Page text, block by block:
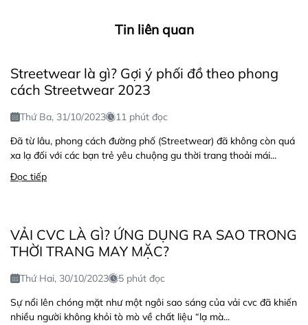
Tin liên quan
Streetwear là gì? Gợi ý phối đồ theo phong
cách Streetwear 2023
Thứ Ba, 31/10/2023
11 phút đọc
Đã từ lâu, phong cách đường phố (Streetwear) đã không còn quá
xa lạ đối với các bạn trẻ yêu chuộng gu thời trang thoải mái...
Đọc tiếp
VẢI CVC LÀ GÌ? ỨNG DỤNG RA SAO TRONG
THỜI TRANG MAY MẶC?
Thứ Hai, 30/10/2023
5 phút đọc
Sự nổi lên chóng mặt như một ngôi sao sáng của vải cvc đã khiến
nhiều người không khỏi tò mò về chất liệu “lạ mà...